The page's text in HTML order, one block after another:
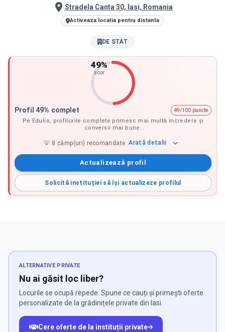
Stradela Canta 30, Iasi, Romania
Activeaza locatia pentru distanta
DE STAT
49%
scor
Profil 49% complet
49/100 puncte
Pe Edulio, profilurile complete primesc mai multă încredere și
conversii mai bune.
💡 8 câmp(uri) recomandate Arată detalii
Actualizează profil
Solicită instituției să își actualizeze profilul
ALTERNATIVE PRIVATE
Nu ai găsit loc liber?
Locurile se ocupă repede. Spune ce cauți și primești oferte
personalizate de la grădinițele private din Iasi.
Cere oferte de la instituții private